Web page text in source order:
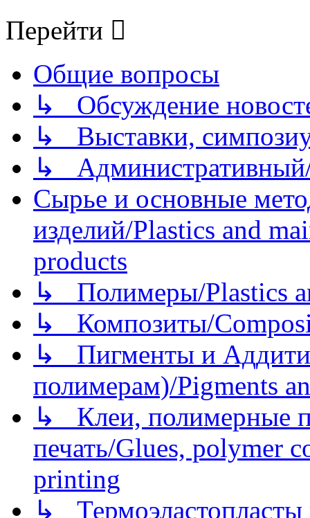
Перейти
Общие вопросы
↳ Обсуждение
↳ Выставки,
↳
Сырье и основные
изделий/Plastics and
products
↳ Полимеры/Plastics
↳ Композиты/
↳ Пигменты и
полимерам)/Pigments
↳ Клеи, полимерные
печать/Glues, polymer
printing
↳